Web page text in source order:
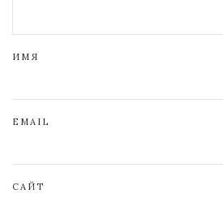
ИМЯ
EMAIL
САЙТ